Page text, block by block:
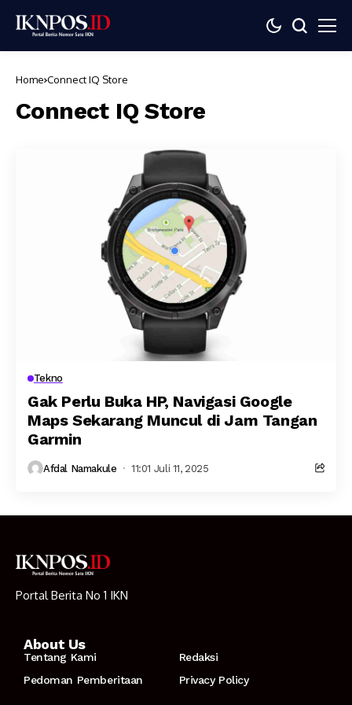
Home Connect IQ Store
Connect IQ Store
Tekno
Gak Perlu Buka HP, Navigasi Google
Maps Sekarang Muncul di Jam Tangan
Garmin
Afdal Namakule 11:01 Juli 11, 2025
Portal Berita No 1 IKN
About Us
Tentang Kami
Redaksi
Pedoman Pemberitaan
Privacy Policy